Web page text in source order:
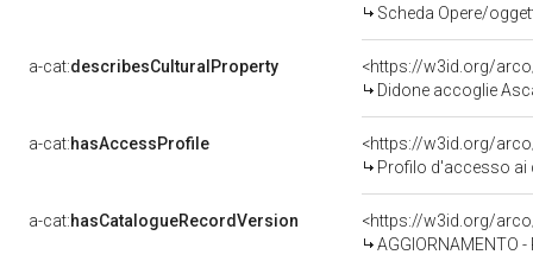
Scheda Opere/
a-cat:describesCulturalProperty
<https://w3id.org/
Didone accoglie Ascanio, Acate e altri esuli
a-cat:hasAccessProfile
<https://w3id.org/
Profilo d'accesso ai
a-cat:hasCatalogueRecordVersion
<https://w3id.org/
AGGIORNAMENTO